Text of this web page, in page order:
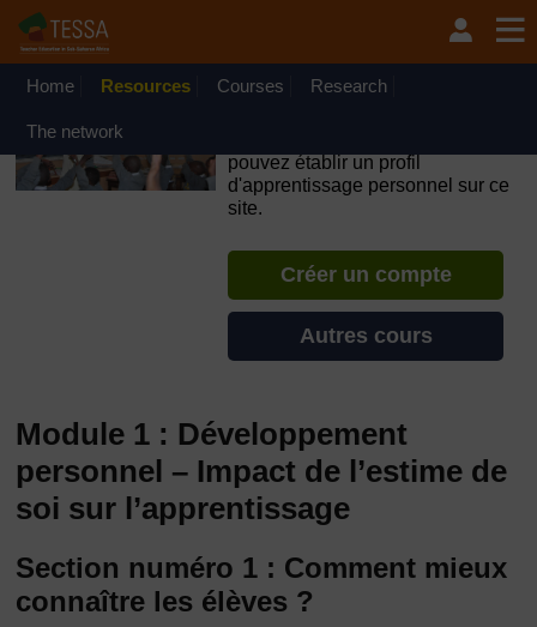
Passer au contenu principal
OpenLearn Create will be unavailable on Wednesday 12
August 2026 from 8am to 10.30am (GMT) due to routine
Home Resources Courses Research
The network
pouvez établir un profil
d'apprentissage personnel sur ce
site.
Créer un compte
Autres cours
Module 1 : Développement
personnel – Impact de l’estime de
soi sur l’apprentissage
Section numéro 1 : Comment mieux
connaître les élèves ?